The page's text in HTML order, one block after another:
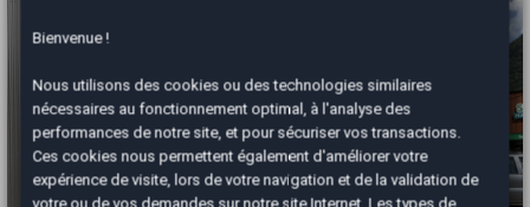
Bienvenue !
Nous utilisons des cookies ou des technologies similaires
nécessaires au fonctionnement optimal, à l'analyse des
performances de notre site, et pour sécuriser vos transactions.
Ces cookies nous permettent également d'améliorer votre
expérience de visite, lors de votre navigation et de la validation de
votre ou de vos demandes sur notre site Internet. Les types de